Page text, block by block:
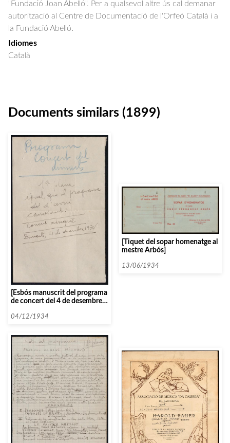
"Fundació Joan Abelló". Per a qualsevol altre ús cal demanar
autorització al Centre de Documentació de l'Orfeó Català i a
la Fundació Abelló.
Idiomes
Català
Documents similars (1899)
[Esbós manuscrit del programa
de concert del 4 de desembre
04/12/1934
[Tiquet del sopar homenatge al
mestre Arbós]
13/06/1934